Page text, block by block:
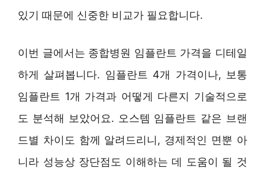
있기 때문에 신중한 비교가 필요합니다.
이번 글에서는 종합병원 임플란트 가격을 디테일
하게 살펴봅니다. 임플란트 4개 가격이나, 보통
임플란트 1개 가격과 어떻게 다른지 기술적으로
도 분석해 보았어요. 오스템 임플란트 같은 브랜
드별 차이도 함께 알려드리니, 경제적인 면뿐 아
니라 성능상 장단점도 이해하는 데 도움이 될 것